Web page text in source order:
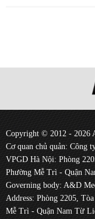
Copyright © 2012 - 2026
Cơ quan chủ quản: Công
VPGD Hà Nội: Phòng
Phường Mễ Trì - Quận
Governing body: A&D
Address: Phòng 2205,
Mễ Trì - Quận Nam Từ